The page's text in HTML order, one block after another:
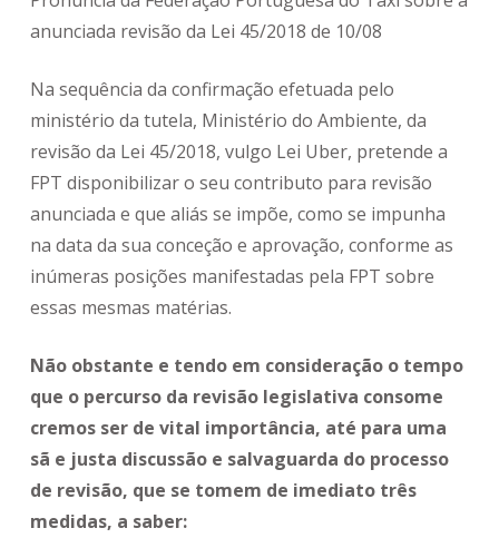
anunciada revisão da Lei 45/2018 de 10/08
Na sequência da confirmação efetuada pelo
ministério da tutela, Ministério do Ambiente, da
revisão da Lei 45/2018, vulgo Lei Uber, pretende a
FPT disponibilizar o seu contributo para revisão
anunciada e que aliás se impõe, como se impunha
na data da sua conceção e aprovação, conforme as
inúmeras posições manifestadas pela FPT sobre
essas mesmas matérias.
Não obstante e tendo em consideração o tempo
que o percurso da revisão legislativa consome
cremos ser de vital importância, até para uma
sã e justa discussão e salvaguarda do processo
de revisão, que se tomem de imediato três
medidas, a saber: